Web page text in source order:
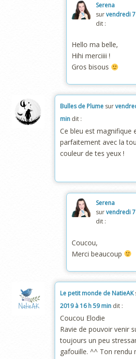
Serena
survendredi
dit :
Hello ma belle,
Hihi merciiii !
Gros bisous
Bulles de Plume sur
min dit :
Ce bleu est magnifique
parfaitement avec la
couleur de tes yeux !
Serena
survendredi
dit :
Coucou,
Merci beaucoup
Le petit monde de NatieAK
2019 à 16 h 59 min dit :
Coucou Elodie
Ravie de pouvoir venir
toujours un peu
gafouille. ^^ Ton rendu